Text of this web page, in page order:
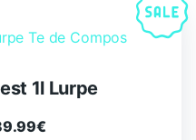
1l Lurpe
€